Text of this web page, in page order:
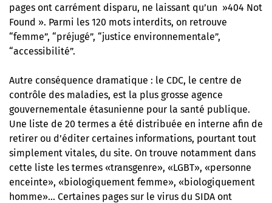
pages ont carrément disparu, ne laissant qu’un »404 Not
Found ». Parmi les 120 mots interdits, on retrouve
“femme”, “préjugé”, “justice environnementale”,
“accessibilité”.
Autre conséquence dramatique : le CDC, le centre de
contrôle des maladies, est la plus grosse agence
gouvernementale étasunienne pour la santé publique.
Une liste de 20 termes a été distribuée en interne afin de
retirer ou d’éditer certaines informations, pourtant tout
simplement vitales, du site. On trouve notamment dans
cette liste les termes «transgenre», «LGBT», «personne
enceinte», «biologiquement femme», «biologiquement
homme»… Certaines pages sur le virus du SIDA ont